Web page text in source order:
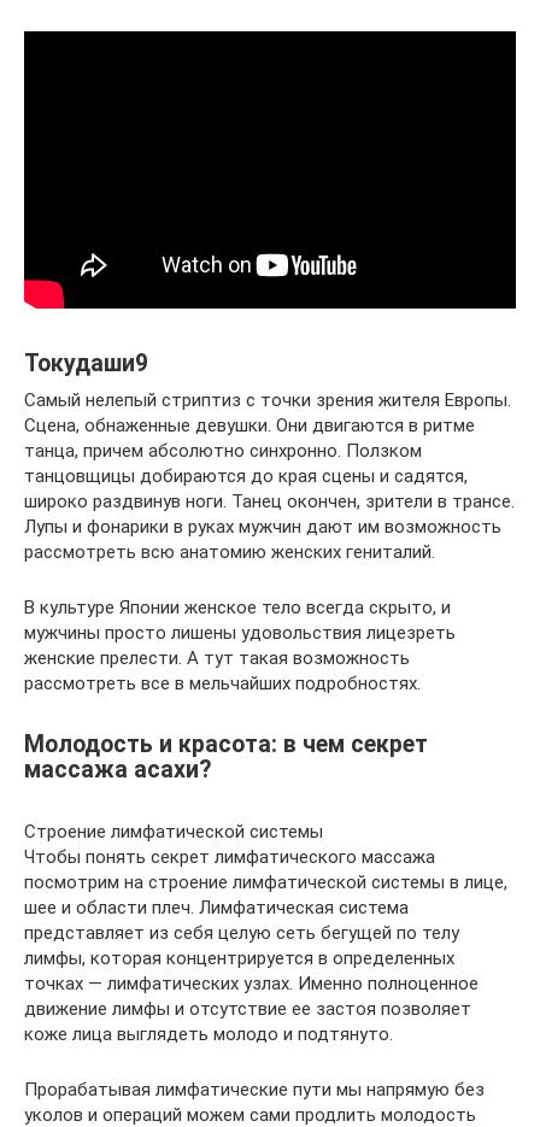
Токудаши9
Самый нелепый стриптиз с точки зрения жителя Европы.
Сцена, обнаженные девушки. Они двигаются в ритме
танца, причем абсолютно синхронно. Ползком
танцовщицы добираются до края сцены и садятся,
широко раздвинув ноги. Танец окончен, зрители в трансе.
Лупы и фонарики в руках мужчин дают им возможность
рассмотреть всю анатомию женских гениталий.
В культуре Японии женское тело всегда скрыто, и
мужчины просто лишены удовольствия лицезреть
женские прелести. А тут такая возможность
рассмотреть все в мельчайших подробностях.
Молодость и красота: в чем секрет
массажа асахи?
Строение лимфатической системы
Чтобы понять секрет лимфатического массажа
посмотрим на строение лимфатической системы в лице,
шее и области плеч. Лимфатическая система
представляет из себя целую сеть бегущей по телу
лимфы, которая концентрируется в определенных
точках — лимфатических узлах. Именно полноценное
движение лимфы и отсутствие ее застоя позволяет
коже лица выглядеть молодо и подтянуто.
Прорабатывая лимфатические пути мы напрямую без
уколов и операций можем сами продлить молодость